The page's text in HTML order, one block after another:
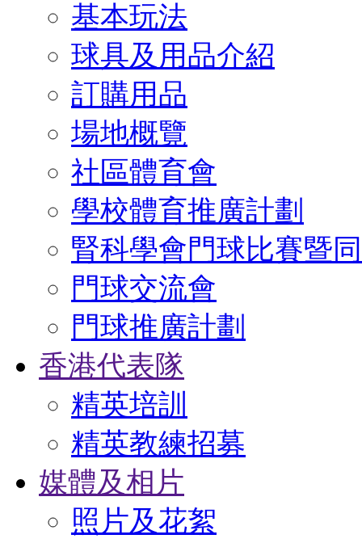
基本玩法
球具及用品介紹
訂購用品
場地概覽
社區體育會
學校體育推廣計劃
腎科學會門球比賽暨
門球交流會
門球推廣計劃
香港代表隊
精英培訓
精英教練招募
媒體及相片
照片及花絮